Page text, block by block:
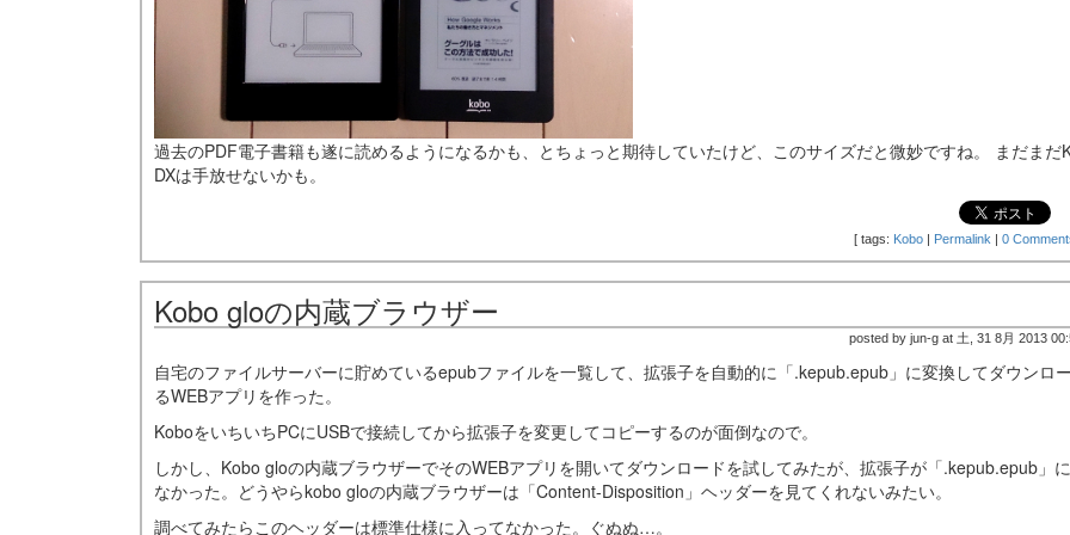
過去のPDF電子書籍も遂に読めるようになるかも、とちょっと期待していたけど、このサイズだと微妙ですね。 まだまだ
DXは手放せないかも。
[ tags: Kobo | Permalink | 0
Kobo gloの内蔵ブラウザー
posted by jun-g at 土, 31 8月 2013
自宅のファイルサーバーに貯めているepubファイルを一覧して、拡張子を自動的に「.kepub.epub」に変換してダウンロ
るWEBアプリを作った。
KoboをいちいちPCにUSBで接続してから拡張子を変更してコピーするのが面倒なので。
しかし、Kobo gloの内蔵ブラウザーでそのWEBアプリを開いてダウンロードを試してみたが、拡張子が「.kepub.epub」
なかった。どうやらkobo gloの内蔵ブラウザーは「Content-Disposition」ヘッダーを見てくれないみたい。
調べてみたらこのヘッダーは標準仕様に入ってなかった。ぐぬぬ…。